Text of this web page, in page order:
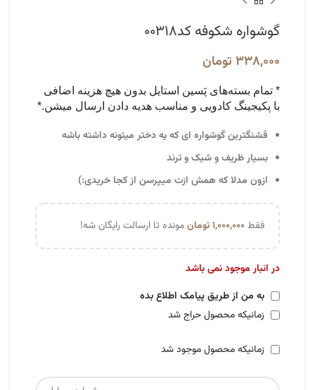
گوشواره شکوفه کد۰۰۳۱۸
۳۳۸,۰۰۰ تومان
* تمام بسته‌های پَسین استایل بدون هیچ هزینه اضافی
با پکیجینگ کادویی و مناسب هدیه دادن ارسال میشن.*
قشنگترین گوشواره ای که یه دختر میتونه داشته باشه
بسیار ظریف و شیک و ترند
ازون مدلا که همش ازت میپرسن از کجا خریدی:)
فقط۱,۰۰۰,۰۰۰تومانمونده تا ارسالت رایگان شه!
در انبار موجود نمی باشد
به من از طریق پیامک اطلاع بده
زمانیکه محصول حراج شد
زمانیکه محصول موجود شد